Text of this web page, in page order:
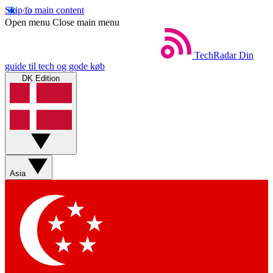
Skip to main content
Open menu Close main menu
TechRadar Din
guide til tech og gode køb
DK Edition
Asia